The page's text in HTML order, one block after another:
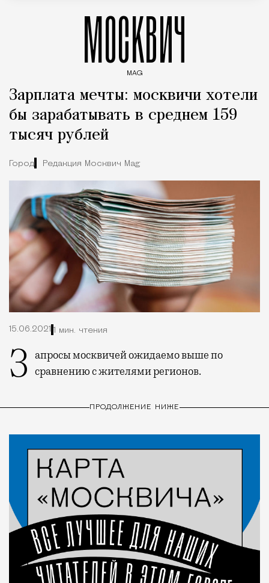
МОСКВИЧ
MAG
Зарплата мечты: москвичи хотели
бы зарабатывать в среднем 159
тысяч рублей
Город Редакция Москвич Mag
15.06.2021 1 мин. чтения
Запросы москвичей ожидаемо выше по сравнению с жителями регионов.
ПРОДОЛЖЕНИЕ НИЖЕ